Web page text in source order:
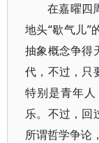
在嘉曜四
地头“歇气儿”
抽象概念争得
代，不过，只
特别是青年
乐。不过，回
所谓哲学争论